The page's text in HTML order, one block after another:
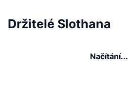
Držitelé Slothana
Načítání...